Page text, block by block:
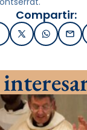
Compartir:
X / Twitter